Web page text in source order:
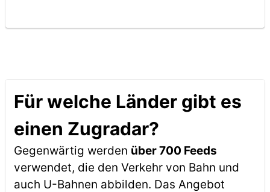
Für welche Länder gibt es
einen Zugradar?
Gegenwärtig werden über 700 Feeds
verwendet, die den Verkehr von Bahn und
auch U-Bahnen abbilden. Das Angebot